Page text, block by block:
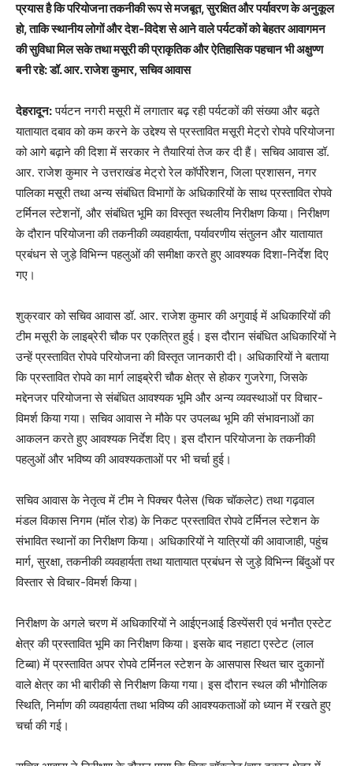
प्रयास है कि परियोजना तकनीकी रूप से मजबूत, सुरक्षित और पर्यावरण के अनुकूल
हो, ताकि स्थानीय लोगों और देश-विदेश से आने वाले पर्यटकों को बेहतर आवागमन
की सुविधा मिल सके तथा मसूरी की प्राकृतिक और ऐतिहासिक पहचान भी अक्षुण्ण
बनी रहे: डॉ. आर. राजेश कुमार, सचिव आवास
देहरादून:पर्यटन नगरी मसूरी में लगातार बढ़ रही पर्यटकों की संख्या और बढ़ते
यातायात दबाव को कम करने के उद्देश्य से प्रस्तावित मसूरी मेट्रो रोपवे परियोजना
को आगे बढ़ाने की दिशा में सरकार ने तैयारियां तेज कर दी हैं। सचिव आवास डॉ.
आर. राजेश कुमार ने उत्तराखंड मेट्रो रेल कॉर्पोरेशन, जिला प्रशासन, नगर
पालिका मसूरी तथा अन्य संबंधित विभागों के अधिकारियों के साथ प्रस्तावित रोपवे
टर्मिनल स्टेशनों, और संबंधित भूमि का विस्तृत स्थलीय निरीक्षण किया। निरीक्षण
के दौरान परियोजना की तकनीकी व्यवहार्यता, पर्यावरणीय संतुलन और यातायात
प्रबंधन से जुड़े विभिन्न पहलुओं की समीक्षा करते हुए आवश्यक दिशा-निर्देश दिए
गए।
शुक्रवार को सचिव आवास डॉ. आर. राजेश कुमार की अगुवाई में अधिकारियों की
टीम मसूरी के लाइब्रेरी चौक पर एकत्रित हुई। इस दौरान संबंधित अधिकारियों ने
उन्हें प्रस्तावित रोपवे परियोजना की विस्तृत जानकारी दी। अधिकारियों ने बताया
कि प्रस्तावित रोपवे का मार्ग लाइब्रेरी चौक क्षेत्र से होकर गुजरेगा, जिसके
मद्देनजर परियोजना से संबंधित आवश्यक भूमि और अन्य व्यवस्थाओं पर विचार-
विमर्श किया गया। सचिव आवास ने मौके पर उपलब्ध भूमि की संभावनाओं का
आकलन करते हुए आवश्यक निर्देश दिए। इस दौरान परियोजना के तकनीकी
पहलुओं और भविष्य की आवश्यकताओं पर भी चर्चा हुई।
सचिव आवास के नेतृत्व में टीम ने पिक्चर पैलेस (चिक चॉकलेट) तथा गढ़वाल
मंडल विकास निगम (मॉल रोड) के निकट प्रस्तावित रोपवे टर्मिनल स्टेशन के
संभावित स्थानों का निरीक्षण किया। अधिकारियों ने यात्रियों की आवाजाही, पहुंच
मार्ग, सुरक्षा, तकनीकी व्यवहार्यता तथा यातायात प्रबंधन से जुड़े विभिन्न बिंदुओं पर
विस्तार से विचार-विमर्श किया।
निरीक्षण के अगले चरण में अधिकारियों ने आईएनआई डिस्पेंसरी एवं भनौत एस्टेट
क्षेत्र की प्रस्तावित भूमि का निरीक्षण किया। इसके बाद नहाटा एस्टेट (लाल
टिब्बा) में प्रस्तावित अपर रोपवे टर्मिनल स्टेशन के आसपास स्थित चार दुकानों
वाले क्षेत्र का भी बारीकी से निरीक्षण किया गया। इस दौरान स्थल की भौगोलिक
स्थिति, निर्माण की व्यवहार्यता तथा भविष्य की आवश्यकताओं को ध्यान में रखते हुए
चर्चा की गई।